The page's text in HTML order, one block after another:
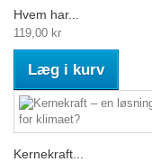
Hvem har...
119,00 kr
Læg i kurv
Kernekraft...